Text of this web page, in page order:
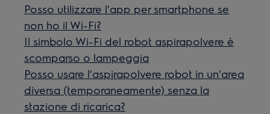
Posso utilizzare l'app per smartphone se
non ho il Wi-Fi?
Il simbolo Wi-Fi del robot aspirapolvere è
scomparso o lampeggia
Posso usare l'aspirapolvere robot in un'area
diversa (temporaneamente) senza la
stazione di ricarica?